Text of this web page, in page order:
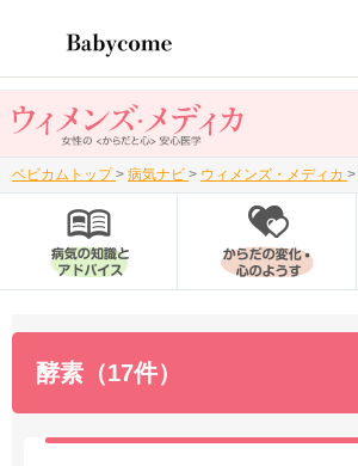
ベビカムトップ > 病気ナビ > ウィメンズ・メディカ >
酵素（17件）